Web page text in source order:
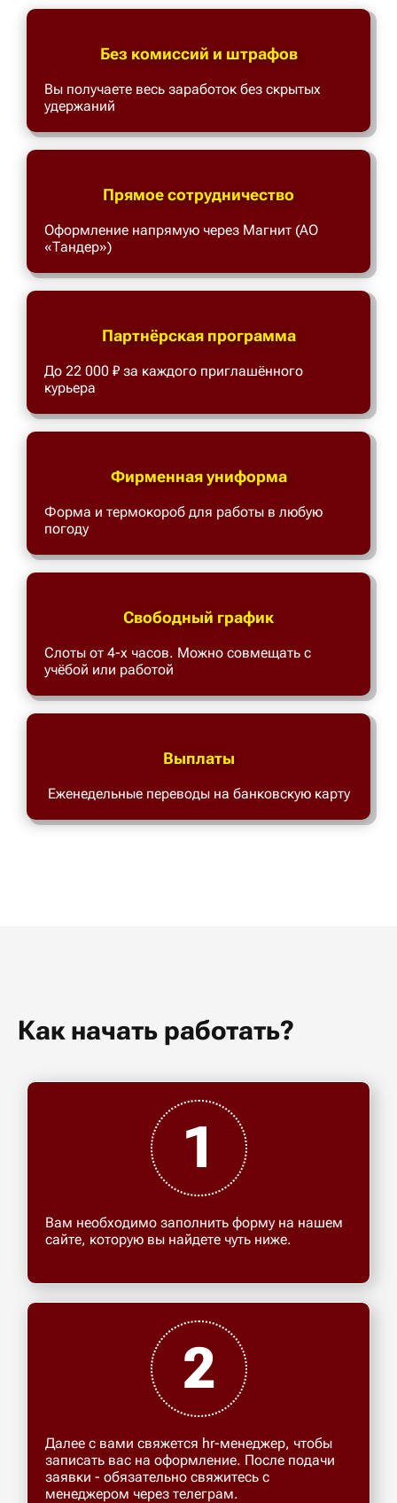
Без комиссий и штрафов
Вы получаете весь заработок без скрытых
удержаний
Прямое сотрудничество
Оформление напрямую через Магнит (АО
«Тандер»)
Партнёрская программа
До 22 000 ₽ за каждого приглашённого
курьера
Фирменная униформа
Форма и термокороб для работы в любую
погоду
Свободный график
Слоты от 4-х часов. Можно совмещать с
учёбой или работой
Выплаты
Еженедельные переводы на банковскую карту
Как начать работать?
1
Вам необходимо заполнить форму на нашем
сайте, которую вы найдете чуть ниже.
2
Далее с вами свяжется hr-менеджер, чтобы
записать вас на оформление. После подачи
заявки - обязательно свяжитесь с
менеджером через телеграм.